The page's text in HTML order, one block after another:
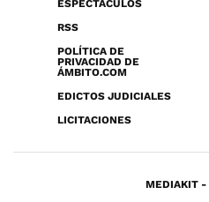
ESPECTÁCULOS
RSS
POLÍTICA DE
PRIVACIDAD DE
ÁMBITO.COM
EDICTOS JUDICIALES
LICITACIONES
MEDIAKIT